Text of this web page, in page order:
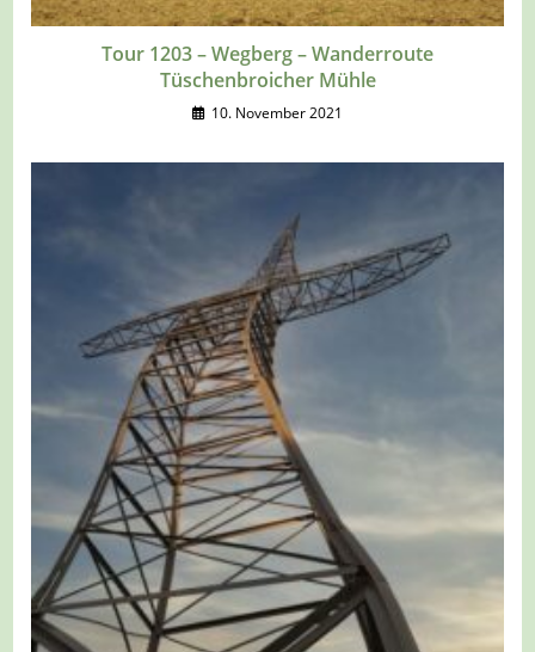
Tour 1203 – Wegberg – Wanderroute
Tüschenbroicher Mühle
10. November 2021